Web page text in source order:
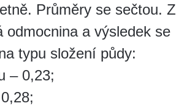
Průměry se sečtou. Z
a výsledek se
typu složení půdy:
– 0,23;